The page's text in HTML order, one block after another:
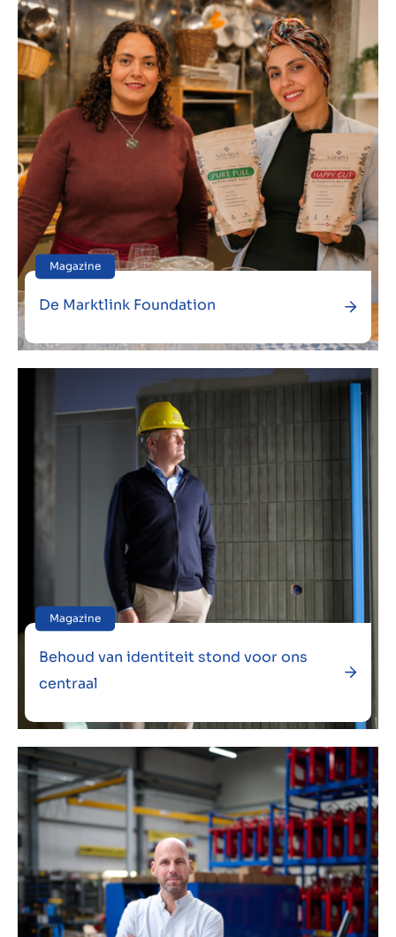
Over ons
Contact
NL
Magazine
De Marktlink Foundation
Magazine
Behoud van identiteit stond voor ons
centraal